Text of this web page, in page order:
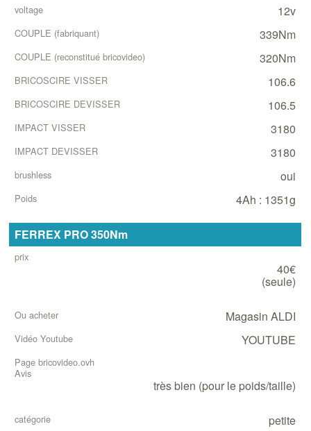
12v
339Nm
320Nm
106.6
106.5
3180
3180
oui
4Ah : 1351g
FERREX PRO 350Nm
40€
(seule)
Magasin ALDI
YOUTUBE
très bien (pour le poids/taille)
petite